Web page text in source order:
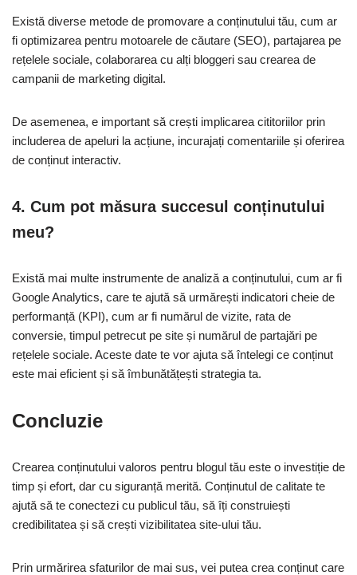
Există diverse metode de promovare a conținutului tău, cum ar
fi optimizarea pentru motoarele de căutare (SEO), partajarea pe
rețelele sociale, colaborarea cu alți bloggeri sau crearea de
campanii de marketing digital.
De asemenea, e important să crești implicarea cititoriilor prin
includerea de apeluri la acțiune, incurajați comentariile și oferirea
de conținut interactiv.
4. Cum pot măsura succesul conținutului
meu?
Există mai multe instrumente de analiză a conținutului, cum ar fi
Google Analytics, care te ajută să urmărești indicatori cheie de
performanță (KPI), cum ar fi numărul de vizite, rata de
conversie, timpul petrecut pe site și numărul de partajări pe
rețelele sociale. Aceste date te vor ajuta să întelegi ce conținut
este mai eficient și să îmbunătățești strategia ta.
Concluzie
Crearea conținutului valoros pentru blogul tău este o investiție de
timp și efort, dar cu siguranță merită. Conținutul de calitate te
ajută să te conectezi cu publicul tău, să îți construiești
credibilitatea și să crești vizibilitatea site-ului tău.
Prin urmărirea sfaturilor de mai sus, vei putea crea conținut care